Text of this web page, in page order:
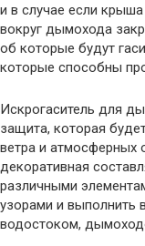
и в случае если
вокруг дымохода
об которые будут
которые способны
Искрогаситель для
защита, которая
ветра и атмосферных
декоративная
различными
узорами и выполнить
водостоком,